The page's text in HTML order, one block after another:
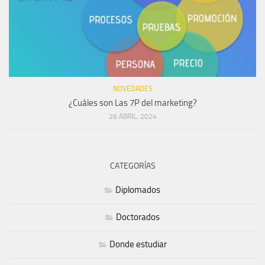
NOVEDADES
¿Cuáles son Las 7P del marketing?
26 ABRIL, 2024
CATEGORÍAS
Diplomados
Doctorados
Donde estudiar